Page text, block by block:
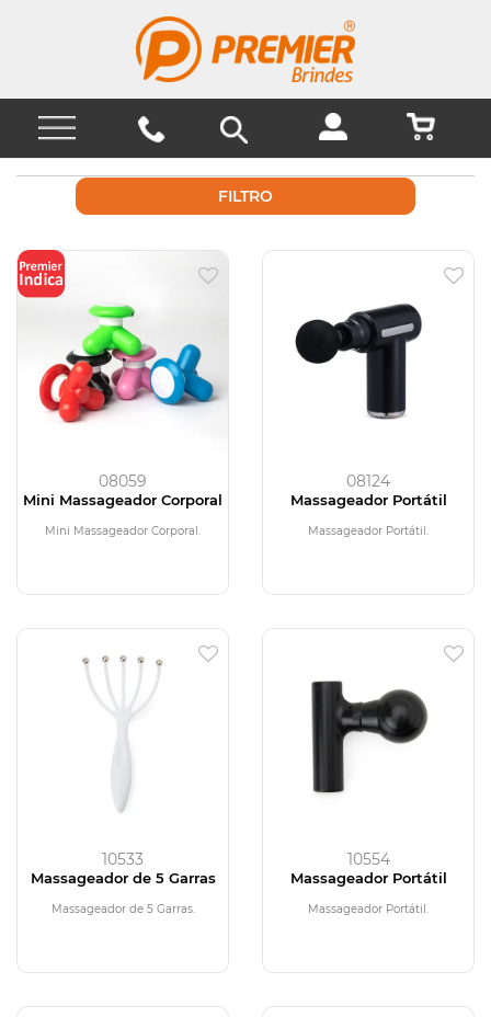
FILTRO
08059
Mini Massageador Corporal
Mini Massageador Corporal.
08124
Massageador Portátil
Massageador Portátil.
10533
Massageador de 5 Garras
Massageador de 5 Garras.
10554
Massageador Portátil
Massageador Portátil.